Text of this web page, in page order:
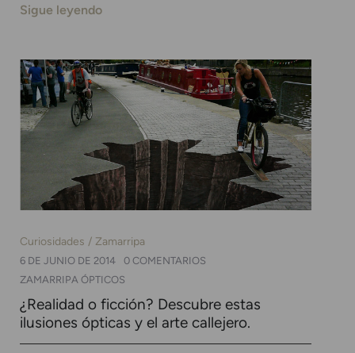
Sigue leyendo
Curiosidades Zamarripa
6 DE JUNIO DE 2014
0 COMENTARIOS
ZAMARRIPA ÓPTICOS
¿Realidad o ficción? Descubre estas
ilusiones ópticas y el arte callejero.